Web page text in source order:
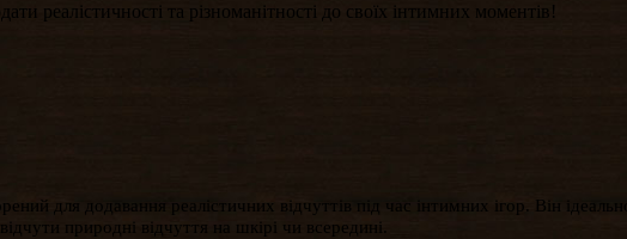
реалістичності та різноманітності до своїх інтимних моментів!
для додавання реалістичних відчуттів під час інтимних ігор. Він
природні відчуття на шкірі чи всередині.